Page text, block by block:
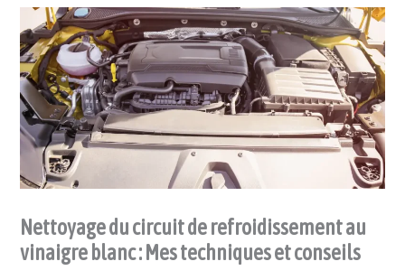
Nettoyage du circuit de refroidissement au
vinaigre blanc : Mes techniques et conseils